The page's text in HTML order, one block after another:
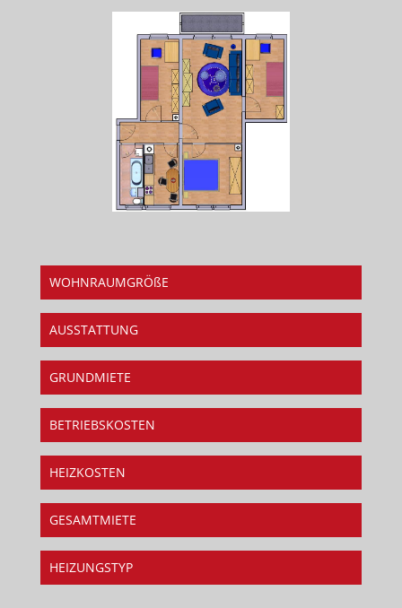
WOHNRAUMGRÖßE
AUSSTATTUNG
GRUNDMIETE
BETRIEBSKOSTEN
HEIZKOSTEN
GESAMTMIETE
HEIZUNGSTYP